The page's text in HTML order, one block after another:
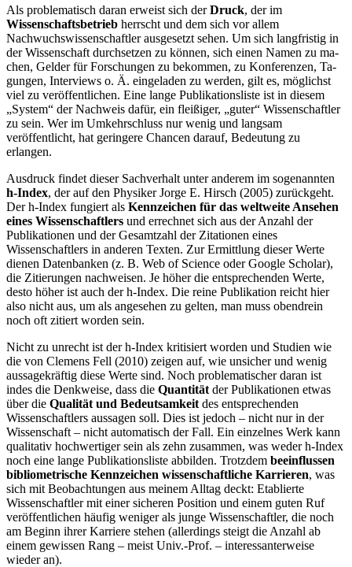
Als problematisch daran erweist sich derDruck, der im
Wissenschaftsbetrieb herrscht und dem sich vor allem
Nachwuchswissenschaftler ausgesetzt sehen. Um sich langfristig in
der Wissenschaft durchsetzen zu können, sich einen Na­men zu ma­
chen, Gelder für Forschungen zu bekommen, zu Konferenzen, Ta­
gungen, In­terviews o. Ä. eingeladen zu werden, gilt es, möglichst
viel zu ver­öffentlichen. Eine lange Publikationsliste ist in diesem
„System“ der Nachweis dafür, ein fleißiger, „guter“ Wissenschaftler
zu sein. Wer im Um­kehrschluss nur wenig und langsam
veröffentlicht, hat geringere Chancen darauf, Bedeutung zu
erlangen.
Ausdruck findet dieser Sachverhalt unter anderem im sogenannten
h-Index, der auf den Physiker Jorge E. Hirsch (2005) zurückgeht.
Der h-Index fungiert als Kenn­zeichen für das weltweite Ansehen
eines Wissenschaftlers und er­rechnet sich aus der Anzahl der
Publikationen und der Gesamtzahl der Zitationen eines
Wissenschaftlers in an­deren Texten. Zur Ermittlung dieser Werte
dienen Datenbanken (z. B. Web of Science oder Google Scholar),
die Zitierungen nach­weisen. Je höher die entsprechenden Werte,
desto höher ist auch der h-Index. Die reine Publikation reicht hier
also nicht aus, um als angesehen zu gel­ten, man muss obendrein
noch oft zitiert worden sein.
Nicht zu unrecht ist der h-Index kritisiert worden und Studien wie
die von Clemens Fell (2010) zeigen auf, wie unsicher und wenig
aussagekräftig diese Werte sind. Noch problematischer daran ist
indes die Denkweise, dass die Quantität der Publikationen etwas
über die Qualität und Bedeutsamkeit des entsprechenden
Wissenschaftlers aussagen soll. Dies ist jedoch – nicht nur in der
Wissen­schaft – nicht automatisch der Fall. Ein einzelnes Werk kann
qualitativ hochwertiger sein als zehn zusammen, was weder h-Index
noch eine lange Publikationsliste abbilden. Trotzdem be­einflussen
bibliometrische Kennzeichen wissenschaftliche Karrieren, was
sich mit Beobachtungen aus meinem Alltag deckt: Etablierte
Wissenschaftler mit ei­ner sicheren Position und einem guten Ruf
veröffentlichen häufig weniger als junge Wissenschaftler, die noch
am Beginn ihrer Karriere stehen (allerdings steigt die Anzahl ab
einem gewissen Rang – meist Univ.-Prof. – interessanterweise
wieder an).